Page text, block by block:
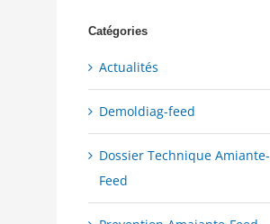
Catégories
Actualités
Demoldiag-feed
Dossier Technique Amiante-
Feed